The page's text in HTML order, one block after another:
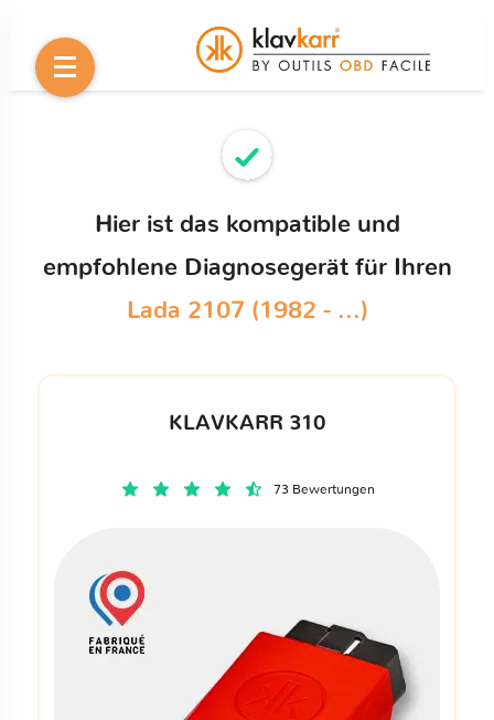
Hier ist das kompatible und
empfohlene Diagnosegerät für Ihren
Lada 2107 (1982 - ...)
KLAVKARR 310
73 Bewertungen